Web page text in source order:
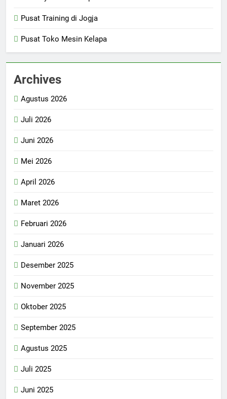
Pusat Training di Jogja
Pusat Toko Mesin Kelapa
Archives
Agustus 2026
Juli 2026
Juni 2026
Mei 2026
April 2026
Maret 2026
Februari 2026
Januari 2026
Desember 2025
November 2025
Oktober 2025
September 2025
Agustus 2025
Juli 2025
Juni 2025